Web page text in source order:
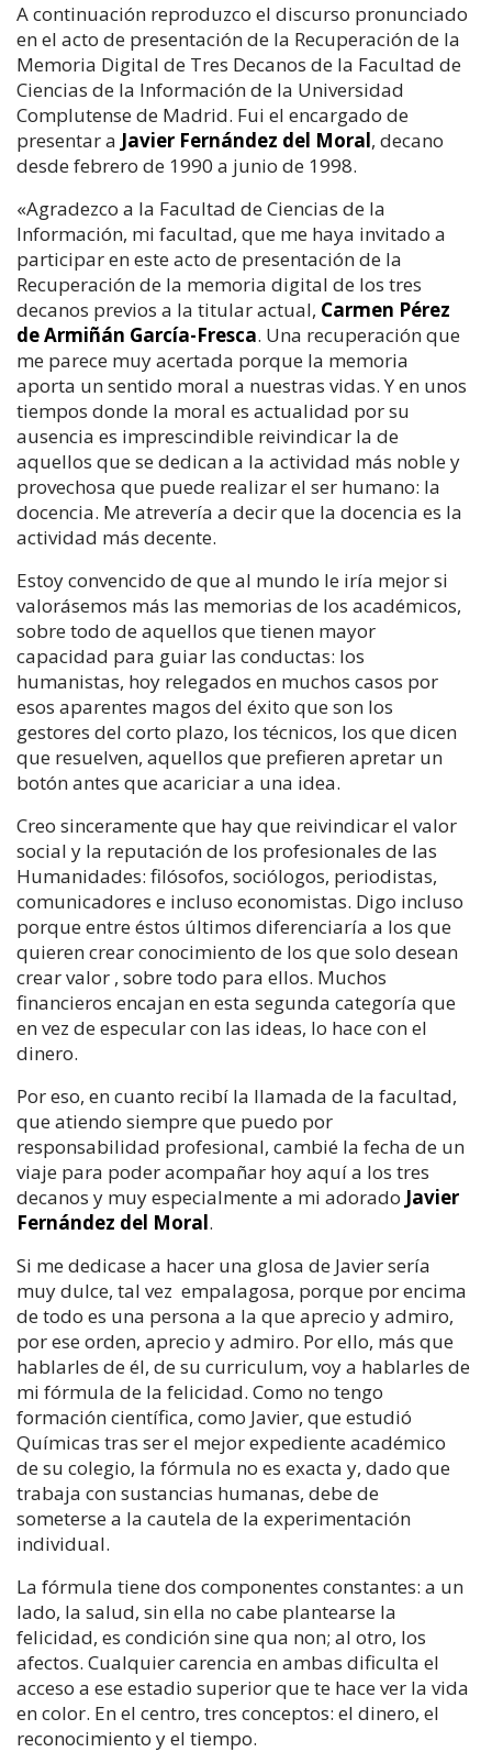
A continuación reproduzco el discurso pronunciado
en el acto de presentación de la Recuperación de la
Memoria Digital de Tres Decanos de la Facultad de
Ciencias de la Información de la Universidad
Complutense de Madrid. Fui el encargado de
presentar a Javier Fernández del Moral, decano
desde febrero de 1990 a junio de 1998.
«Agradezco a la Facultad de Ciencias de la
Información, mi facultad, que me haya invitado a
participar en este acto de presentación de la
Recuperación de la memoria digital de los tres
decanos previos a la titular actual, Carmen Pérez
de Armiñán García-Fresca. Una recuperación que
me parece muy acertada porque la memoria
aporta un sentido moral a nuestras vidas. Y en unos
tiempos donde la moral es actualidad por su
ausencia es imprescindible reivindicar la de
aquellos que se dedican a la actividad más noble y
provechosa que puede realizar el ser humano: la
docencia. Me atrevería a decir que la docencia es la
actividad más decente.
Estoy convencido de que al mundo le iría mejor si
valorásemos más las memorias de los académicos,
sobre todo de aquellos que tienen mayor
capacidad para guiar las conductas: los
humanistas, hoy relegados en muchos casos por
esos aparentes magos del éxito que son los
gestores del corto plazo, los técnicos, los que dicen
que resuelven, aquellos que prefieren apretar un
botón antes que acariciar a una idea.
Creo sinceramente que hay que reivindicar el valor
social y la reputación de los profesionales de las
Humanidades: filósofos, sociólogos, periodistas,
comunicadores e incluso economistas. Digo incluso
porque entre éstos últimos diferenciaría a los que
quieren crear conocimiento de los que solo desean
crear valor , sobre todo para ellos. Muchos
financieros encajan en esta segunda categoría que
en vez de especular con las ideas, lo hace con el
dinero.
Por eso, en cuanto recibí la llamada de la facultad,
que atiendo siempre que puedo por
responsabilidad profesional, cambié la fecha de un
viaje para poder acompañar hoy aquí a los tres
decanos y muy especialmente a mi adorado Javier
Fernández del Moral.
Si me dedicase a hacer una glosa de Javier sería
muy dulce, tal vez empalagosa, porque por encima
de todo es una persona a la que aprecio y admiro,
por ese orden, aprecio y admiro. Por ello, más que
hablarles de él, de su curriculum, voy a hablarles de
mi fórmula de la felicidad. Como no tengo
formación científica, como Javier, que estudió
Químicas tras ser el mejor expediente académico
de su colegio, la fórmula no es exacta y, dado que
trabaja con sustancias humanas, debe de
someterse a la cautela de la experimentación
individual.
La fórmula tiene dos componentes constantes: a un
lado, la salud, sin ella no cabe plantearse la
felicidad, es condición sine qua non; al otro, los
afectos. Cualquier carencia en ambas dificulta el
acceso a ese estadio superior que te hace ver la vida
en color. En el centro, tres conceptos: el dinero, el
reconocimiento y el tiempo.